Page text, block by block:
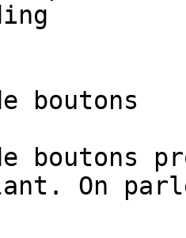
boutons
boutons
On